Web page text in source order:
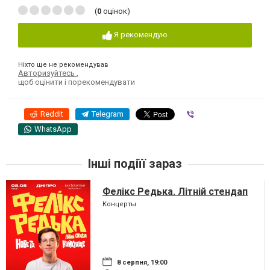
(0 оцінок)
Я рекомендую
Ніхто ще не рекомендував
Авторизуйтесь
щоб оцінити і порекомендувати
Reddit Telegram
WhatsApp
Інші подіїї зараз
Фелікс Редька. Літній стендап
Концерты
8 серпня, 19:00